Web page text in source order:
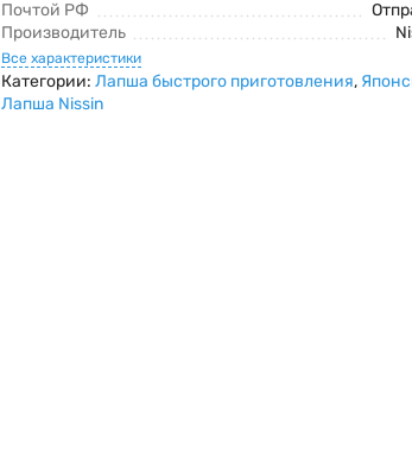
Почтой РФ
Производитель
Все характеристики
Категории: Лапша быстрого приготовления,
Лапша Nissin